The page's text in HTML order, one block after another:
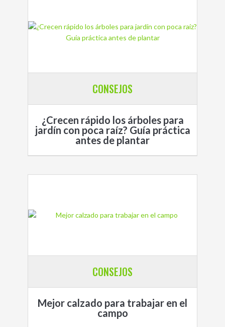
CONSEJOS
¿Crecen rápido los árboles para
jardín con poca raíz? Guía práctica
antes de plantar
CONSEJOS
Mejor calzado para trabajar en el
campo